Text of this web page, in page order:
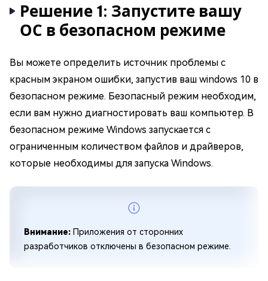
Решение 1: Запустите вашу
ОС в безопасном режиме
Вы можете определить источник проблемы с
красным экраном ошибки, запустив ваш windows 10 в
безопасном режиме. Безопасный режим необходим,
если вам нужно диагностировать ваш компьютер. В
безопасном режиме Windows запускается с
ограниченным количеством файлов и драйверов,
которые необходимы для запуска Windows.
Внимание: Приложения от сторонних
разработчиков отключены в безопасном режиме.